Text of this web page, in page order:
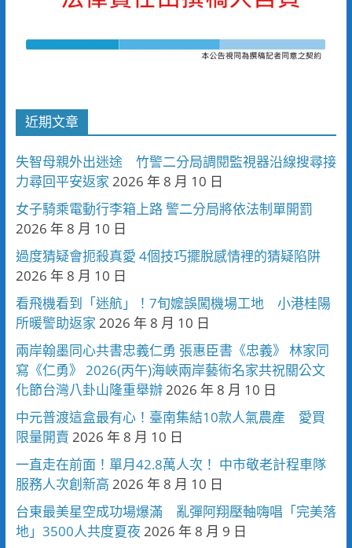
近期文章
失智母親外出迷途 竹警二分局調閱監視器沿線搜尋接
力尋回平安返家 2026 年 8 月 10 日
女子騎乘電動行李箱上路 警二分局將依法制單開罰
2026 年 8 月 10 日
過度猜疑會扼殺真愛 4個技巧擺脫感情裡的猜疑陷阱
2026 年 8 月 10 日
看飛機看到「迷航」！7旬嬤誤闖機場工地 小港桂陽
所暖警助返家 2026 年 8 月 10 日
兩岸翰墨同心共書忠義仁勇 張惠臣書《忠義》 林家同
寫《仁勇》 2026(丙午)海峽兩岸藝術名家共祝關公文
化節台灣八卦山隆重舉辦 2026 年 8 月 10 日
中元普渡這盒最有心！臺南集結10款人氣農產 愛買
限量開賣 2026 年 8 月 10 日
一直走在前面！單月42.8萬人次！ 中市敬老計程車隊
服務人次創新高 2026 年 8 月 10 日
台東最美星空成功場爆滿 亂彈阿翔壓軸嗨唱「完美落
地」3500人共度夏夜 2026 年 8 月 9 日